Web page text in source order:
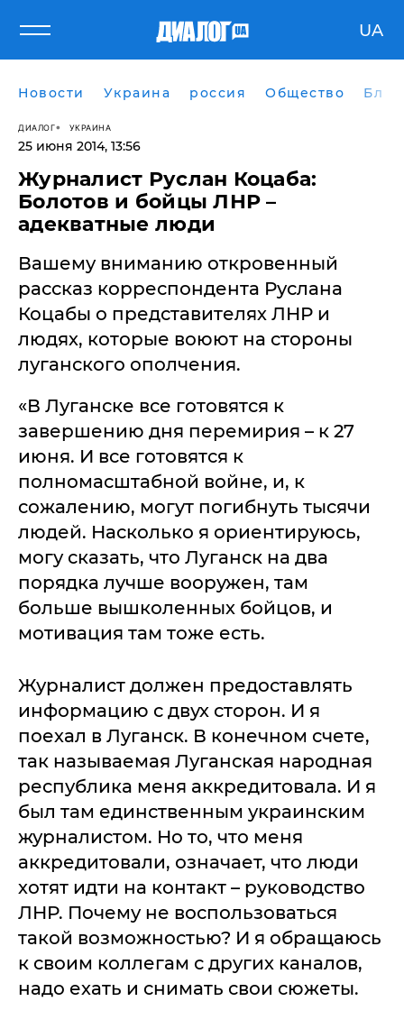
UA
Новости Украина россия Общество
ДИАЛОГ УКРАИНА
25 июня 2014, 13:56
Журналист Руслан Коцаба:
Болотов и бойцы ЛНР –
адекватные люди
Вашему вниманию откровенный
рассказ корреспондента Руслана
Коцабы о представителях ЛНР и
людях, которые воюют на стороны
луганского ополчения.
«В Луганске все готовятся к
завершению дня перемирия – к 27
июня. И все готовятся к
полномасштабной войне, и, к
сожалению, могут погибнуть тысячи
людей. Насколько я ориентируюсь,
могу сказать, что Луганск на два
порядка лучше вооружен, там
больше вышколенных бойцов, и
мотивация там тоже есть.
Журналист должен предоставлять
информацию с двух сторон. И я
поехал в Луганск. В конечном счете,
так называемая Луганская народная
республика меня аккредитовала. И я
был там единственным украинским
журналистом. Но то, что меня
аккредитовали, означает, что люди
хотят идти на контакт – руководство
ЛНР. Почему не воспользоваться
такой возможностью? И я обращаюсь
к своим коллегам с других каналов,
надо ехать и снимать свои сюжеты.